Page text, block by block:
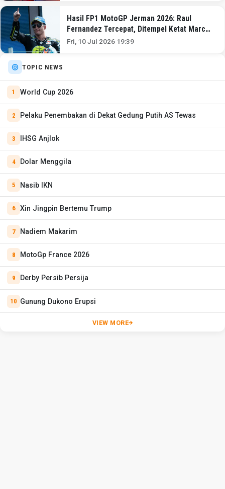
Hasil FP1 MotoGP Jerman 2026: Raul
Fernandez Tercepat, Ditempel Ketat Marc
Marquez
Fri, 10 Jul 2026 19:39
TOPIC NEWS
World Cup 2026
Pelaku Penembakan di Dekat Gedung Putih AS Tewas
IHSG Anjlok
Dolar Menggila
Nasib IKN
Xin Jingpin Bertemu Trump
Nadiem Makarim
MotoGp France 2026
Derby Persib Persija
Gunung Dukono Erupsi
VIEW MORE